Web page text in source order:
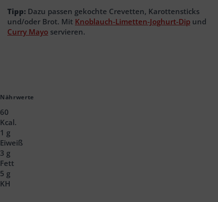
Tipp: Dazu passen gekochte Crevetten, Karottensticks
und/oder Brot. Mit Knoblauch-Limetten-Joghurt-Dip und
Curry Mayo servieren.
Nährwerte
60
Kcal.
1 g
Eiweiß
3 g
Fett
5 g
KH